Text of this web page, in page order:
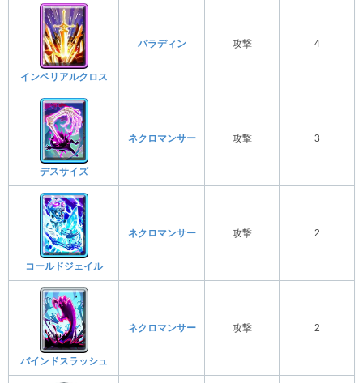
インペリアルクロス
パラディン 攻撃 4
デスサイズ
ネクロマンサー 攻撃 3
コールドジェイル
ネクロマンサー 攻撃 2
バインドスラッシュ
ネクロマンサー 攻撃 2